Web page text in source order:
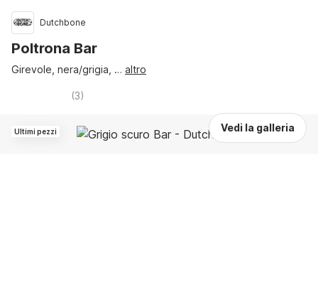
Vedi la galleria
Ultimi pezzi
Dutchbone
Poltrona Bar
Girevole, nera/grigia , … altro
(3)